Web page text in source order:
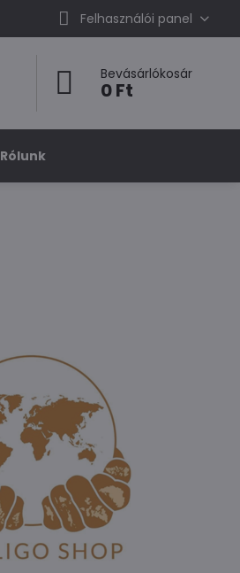
Felhasználói panel
Bevásárlókosár
0 Ft
Rólunk